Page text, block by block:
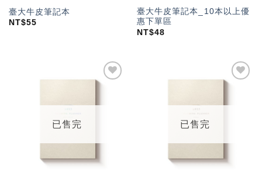
臺大牛皮筆記本
NT$55
臺大牛皮筆記本_10本以上優
惠下單區
NT$48
已售完 已售完